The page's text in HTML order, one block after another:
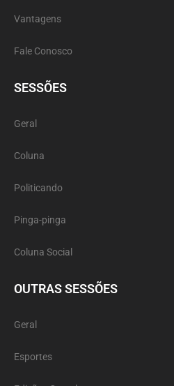
Vantagens
Fale Conosco
SESSÕES
Geral
Coluna
Politicando
Pinga-pinga
Coluna Social
OUTRAS SESSÕES
Geral
Esportes